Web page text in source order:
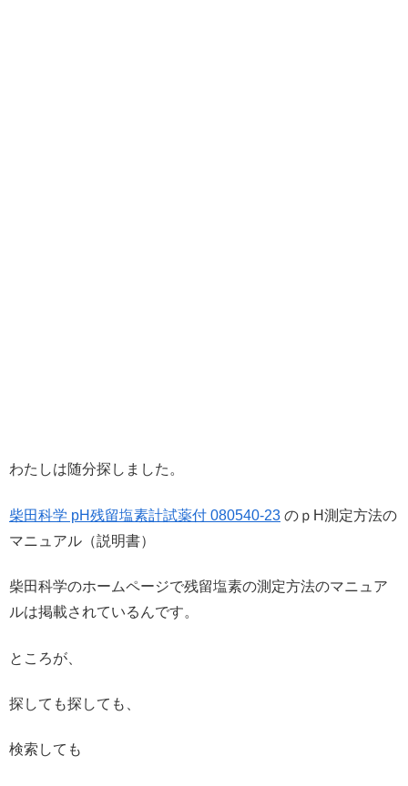
わたしは随分探しました。
柴田科学 pH残留塩素計試薬付 080540-23 のｐH測定方法の
マニュアル（説明書）
柴田科学のホームページで残留塩素の測定方法のマニュア
ルは掲載されているんです。
ところが、
探しても探しても、
検索しても